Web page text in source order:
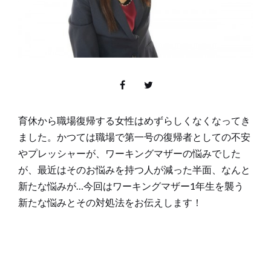
育休から職場復帰する女性はめずらしくなくなってき
ました。かつては職場で第一号の復帰者としての不安
やプレッシャーが、ワーキングマザーの悩みでした
が、最近はそのお悩みを持つ人が減った半面、なんと
新たな悩みが…今回はワーキングマザー1年生を襲う
新たな悩みとその対処法をお伝えします！